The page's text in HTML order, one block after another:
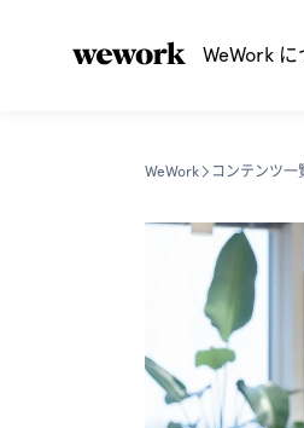
WeWork に
WeWork コンテンツ一